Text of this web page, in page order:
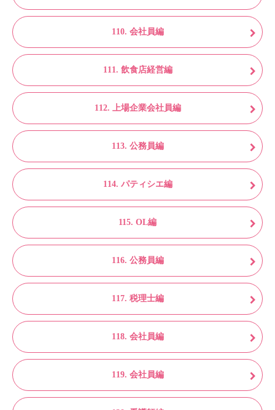
110. 会社員編
111. 飲食店経営編
112. 上場企業会社員編
113. 公務員編
114. パティシエ編
115. OL編
116. 公務員編
117. 税理士編
118. 会社員編
119. 会社員編